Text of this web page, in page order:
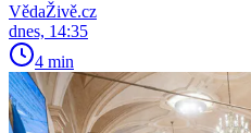
VědaŽivě.cz
dnes, 14:35
4 min